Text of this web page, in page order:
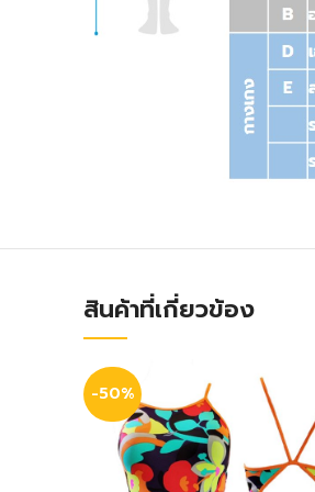
สินค้าที่เกี่ยวข้อง
-50%